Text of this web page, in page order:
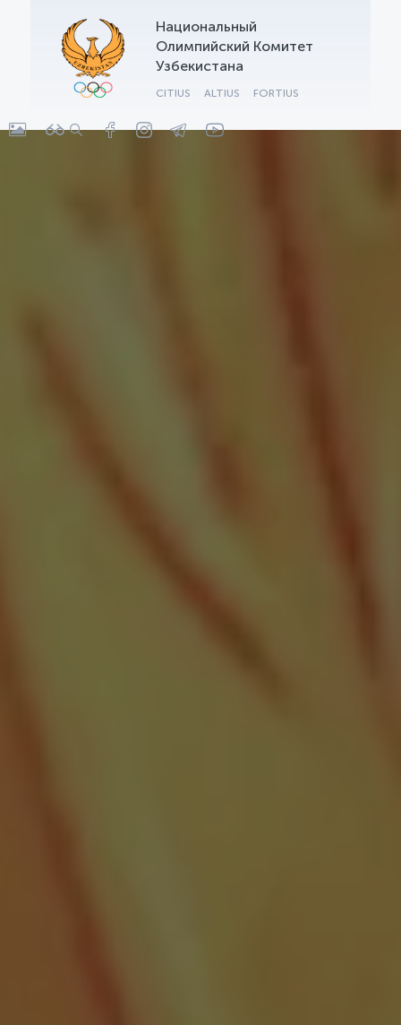
Национальный
Олимпийский Комитет
Узбекистана
CITIUS ALTIUS FORTIUS
OLYMPCHIK AI - yordamchi
Онлайн · olympic.uz